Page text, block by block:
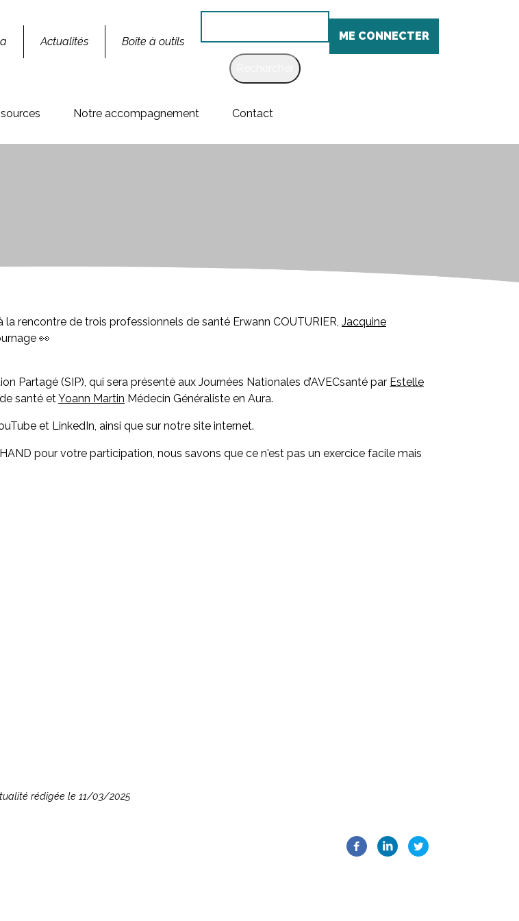
Actualités Boîte à outils
ME CONNECTER
Notre accompagnement Contact
rencontre de trois professionnels de santé Erwann COUTURIER, Jacquine
👀
Partagé (SIP), qui sera présenté aux Journées Nationales d’AVECsanté par Estelle
santé etYoann Martin Médecin Généraliste en Aura.
et LinkedIn, ainsi que sur notre site internet.
pour votre participation, nous savons que ce n'est pas un exercice facile mais
rédigée le 11/03/2025